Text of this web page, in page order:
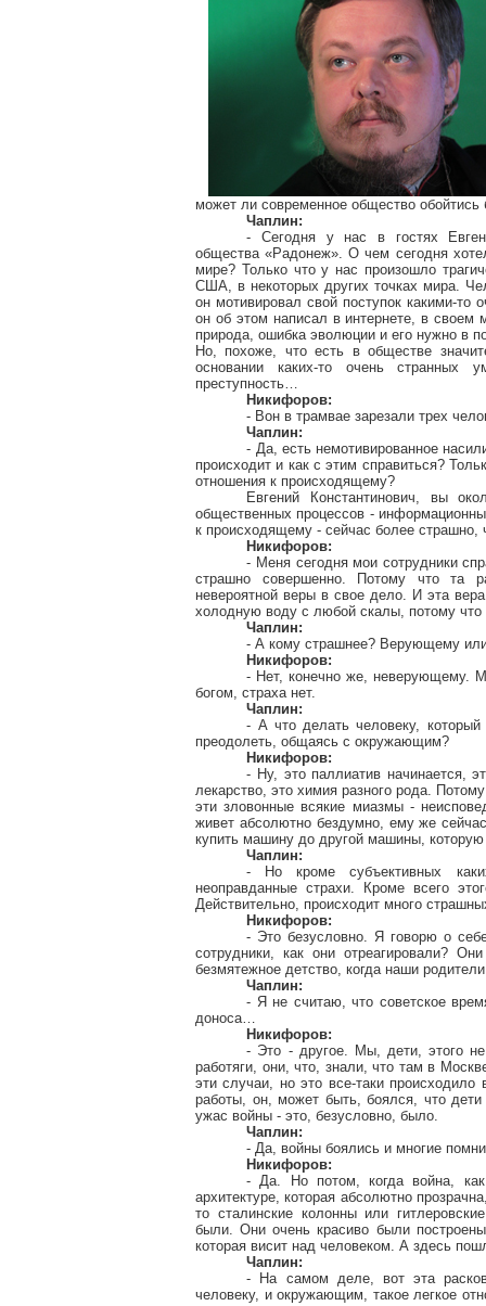
может ли современное общество
Чаплин:
- Сегодня у нас в гостях
общества «Радонеж». О чем сегодня
мире? Только что у нас произошло
США, в некоторых других точках мира.
он мотивировал свой поступок какими-то
он об этом написал в интернете, в своем
природа, ошибка эволюции и его нужно в
Но, похоже, что есть в обществе
основании каких-то очень странных
преступность…
Никифоров:
- Вон в трамвае зарезали трех
Чаплин:
- Да, есть немотивированное
происходит и как с этим справиться?
отношения к происходящему?
Евгений Константинович, вы
общественных процессов -
к происходящему - сейчас более страшно,
Никифоров:
- Меня сегодня мои сотрудники
страшно совершенно. Потому что та
невероятной веры в свое дело. И эта
холодную воду с любой скалы, потому
Чаплин:
- А кому страшнее? Верующему
Никифоров:
- Нет, конечно же, неверующему.
богом, страха нет.
Чаплин:
- А что делать человеку,
преодолеть, общаясь с окружающим?
Никифоров:
- Ну, это паллиатив начинается,
лекарство, это химия разного рода.
эти зловонные всякие миазмы -
живет абсолютно бездумно, ему же
купить машину до другой машины,
Чаплин:
- Но кроме субъективных
неоправданные страхи. Кроме всего
Действительно, происходит много
Никифоров:
- Это безусловно. Я говорю о
сотрудники, как они отреагировали?
безмятежное детство, когда наши
Чаплин:
- Я не считаю, что советское
доноса…
Никифоров:
- Это - другое. Мы, дети, этого
работяги, они, что, знали, что там в
эти случаи, но это все-таки
работы, он, может быть, боялся, что
ужас войны - это, безусловно, было.
Чаплин:
- Да, войны боялись и многие
Никифоров:
- Да. Но потом, когда война,
архитектуре, которая абсолютно
то сталинские колонны или
были. Они очень красиво были
которая висит над человеком. А здесь
Чаплин:
- На самом деле, вот эта
человеку, и окружающим, такое легкое